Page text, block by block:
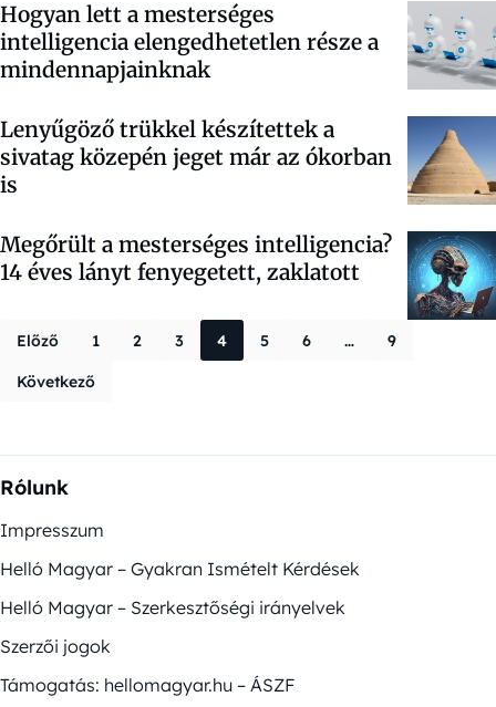
Hogyan lett a mesterséges
intelligencia elengedhetetlen része a
mindennapjainknak
Lenyűgöző trükkel készítettek a
sivatag közepén jeget már az ókorban
is
Megőrült a mesterséges intelligencia?
14 éves lányt fenyegetett, zaklatott
Bejegyzések
Előző 1 2 3 4 5 6 … 9
Következő
Rólunk
Impresszum
Helló Magyar – Gyakran Ismételt Kérdések
Helló Magyar – Szerkesztőségi irányelvek
Szerzői jogok
Támogatás: hellomagyar.hu – ÁSZF